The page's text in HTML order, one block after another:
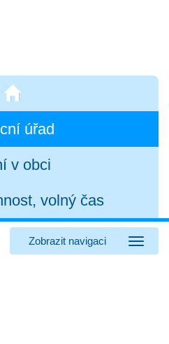
úřad
v obci
volný čas
Zobrazit navigaci